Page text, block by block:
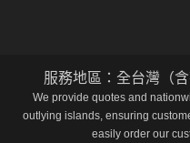
服務地區：全台灣（
We provide quotes and
outlying islands, ensuring
easily order our